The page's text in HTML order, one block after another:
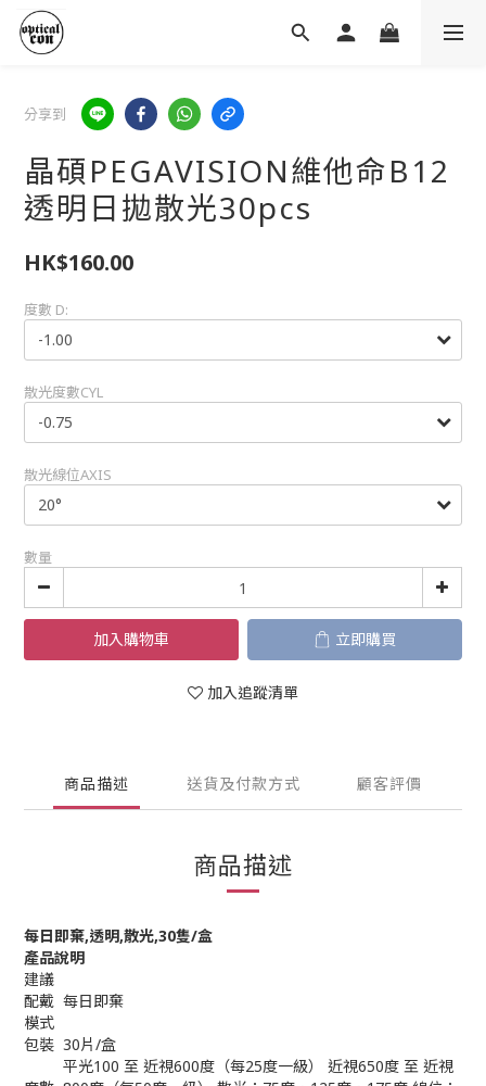
分享到
晶碩PEGAVISION維他命B12
透明日拋散光30pcs
HK$160.00
度數 D:
散光度數CYL
散光線位AXIS
數量
加入購物車 立即購買
加入追蹤清單
商品描述 送貨及付款方式 顧客評價
商品描述
每日即棄,透明,散光,30隻/盒
產品說明
建議
配戴
模式
每日即棄
包裝 30片/盒
平光100 至 近視600度（每25度一級） 近視650度 至 近視